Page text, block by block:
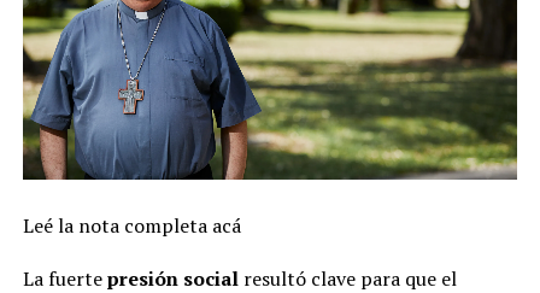
Leé la nota completa acá
La fuertepresión socialresultó clave para que el